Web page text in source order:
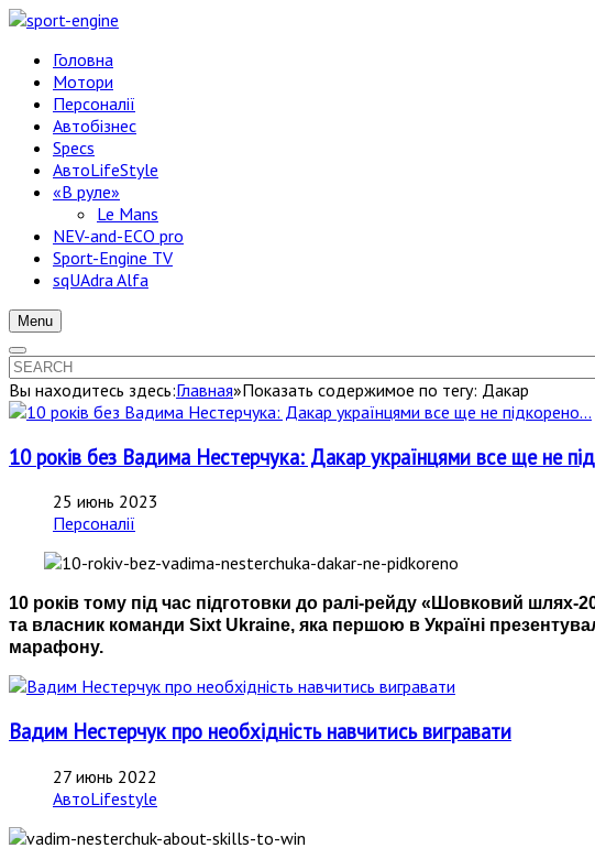
Головна
Мотори
Персоналії
Автобізнес
Specs
АвтоLifeStyle
«В руле»
Le Mans
NEV-and-ECO pro
Sport-Engine TV
sqUAdra Alfa
Menu
Вы находитесь здесь:Главная»Показать содержимое по тегу: Дакар
10 років без Вадима Нестерчука: Дакар українцями все ще не
25 июнь 2023
Персоналії
10 років тому під час підготовки до ралі-рейду «Шовковий
та власник команди Sixt Ukraine, яка першою в Україні
марафону.
Вадим Нестерчук про необхідність навчитись вигравати
27 июнь 2022
АвтоLifestyle